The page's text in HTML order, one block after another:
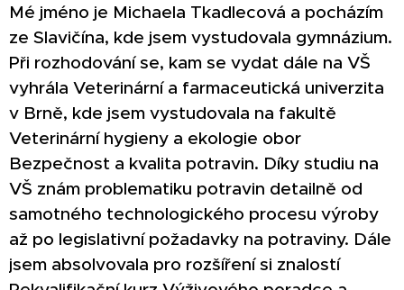
Mé jméno je Michaela Tkadlecová a pocházím
ze Slavičína, kde jsem vystudovala gymnázium.
Při rozhodování se, kam se vydat dále na VŠ
vyhrála Veterinární a farmaceutická univerzita
v Brně, kde jsem vystudovala na fakultě
Veterinární hygieny a ekologie obor
Bezpečnost a kvalita potravin. Díky studiu na
VŠ znám problematiku potravin detailně od
samotného technologického procesu výroby
až po legislativní požadavky na potraviny. Dále
jsem absolvovala pro rozšíření si znalostí